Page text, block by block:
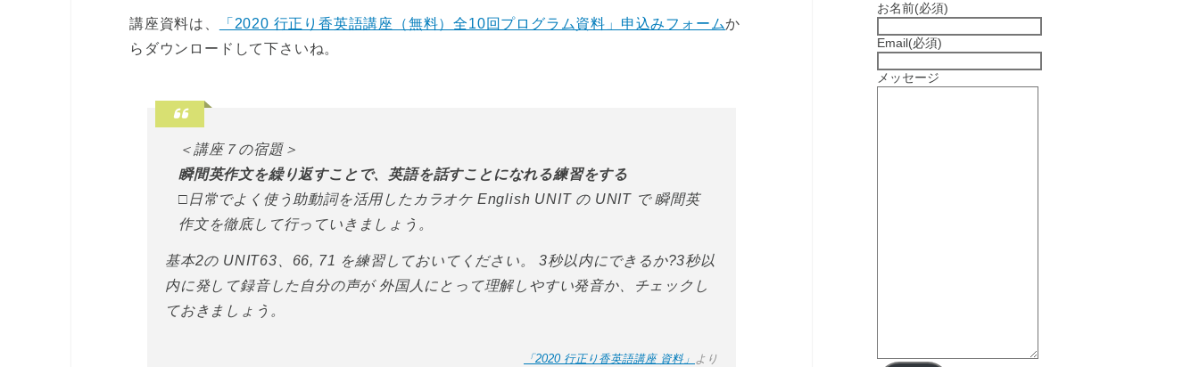
講座資料は、 「2020 行正り香英語講座（無料）全10回プログラム資料」申込みフォームか
らダウンロードして下さいね。
＜講座７の宿題＞
瞬間英作文を繰り返すことで、英語を話すことになれる練習をする
□日常でよく使う助動詞を活用したカラオケ English UNIT の UNIT で 瞬間英
作文を徹底して行っていきましょう。
基本2の UNIT63、66, 71 を練習しておいてください。 3秒以内にできるか?3秒以
内に発して録音した自分の声が 外国人にとって理解しやすい発音か、チェックし
ておきましょう。
「2020 行正り香英語講座 資料」 より
お名前(必須)
Email(必須)
メッセージ